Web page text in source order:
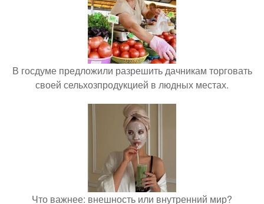
В госдуме предложили разрешить дачникам торговать
своей сельхозпродукцией в людных местах.
Что важнее: внешность или внутренний мир?